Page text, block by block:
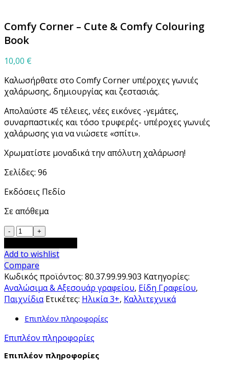
Comfy Corner – Cute & Comfy Colouring
Book
10,00 €
Καλωσήρθατε στο Comfy Corner υπέροχες γωνιές
χαλάρωσης, δημιουργίας και ζεστασιάς.
Απολαύστε 45 τέλειες, νέες εικόνες -γεμάτες,
συναρπαστικές και τόσο τρυφερές- υπέροχες γωνιές
χαλάρωσης για να νιώσετε «σπίτι».
Χρωματίστε μοναδικά την απόλυτη χαλάρωση!
Σελίδες: 96
Εκδόσεις Πεδίο
Σε απόθεμα
Comfy
Corner
-
Cute
&
Comfy
Colouring
ποσότητα
Add to wishlist
Compare
Κωδικός προϊόντος: 80.37.99.99.903 Κατηγορίες:
Αναλώσιμα & Αξεσουάρ γραφείου, Είδη Γραφείου,
Παιχνίδια Ετικέτες: Ηλικία 3+, Καλλιτεχνικά
Επιπλέον πληροφορίες
Επιπλέον πληροφορίες
Επιπλέον πληροφορίες